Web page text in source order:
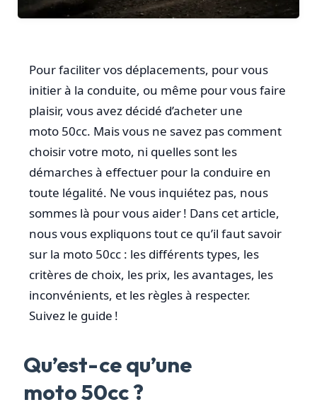
Pour faciliter vos déplacements, pour vous
initier à la conduite, ou même pour vous faire
plaisir, vous avez décidé d’acheter une
moto 50cc. Mais vous ne savez pas comment
choisir votre moto, ni quelles sont les
démarches à effectuer pour la conduire en
toute légalité. Ne vous inquiétez pas, nous
sommes là pour vous aider ! Dans cet article,
nous vous expliquons tout ce qu’il faut savoir
sur la moto 50cc : les différents types, les
critères de choix, les prix, les avantages, les
inconvénients, et les règles à respecter.
Suivez le guide !
Qu’est-ce qu’une
moto 50cc ?